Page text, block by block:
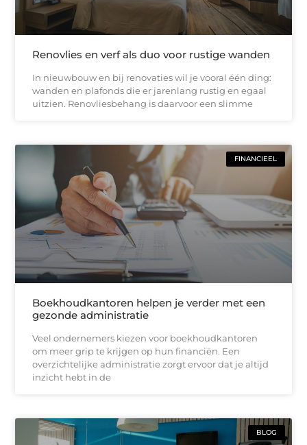
Renovlies en verf als duo voor rustige wanden
In nieuwbouw en bij renovaties wil je vooral één ding:
wanden en plafonds die er jarenlang rustig en egaal
uitzien. Renovliesbehang is daarvoor een slimme
FINANCIEEL
Boekhoudkantoren helpen je verder met een
gezonde administratie
Veel ondernemers kiezen voor boekhoudkantoren
om meer grip te krijgen op hun financiën. Een
overzichtelijke administratie zorgt ervoor dat je altijd
inzicht hebt in de
BLOG